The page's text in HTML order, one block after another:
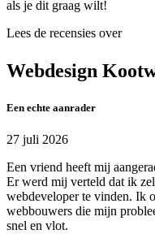
als je dit graag wilt!
Lees de recensies over
Webdesign
Een echte aanrader
27 juli 2026
Een vriend heeft mij
Er werd mij verteld dat ik
webdeveloper te vinden. Ik
webbouwers die mijn
snel en vlot.